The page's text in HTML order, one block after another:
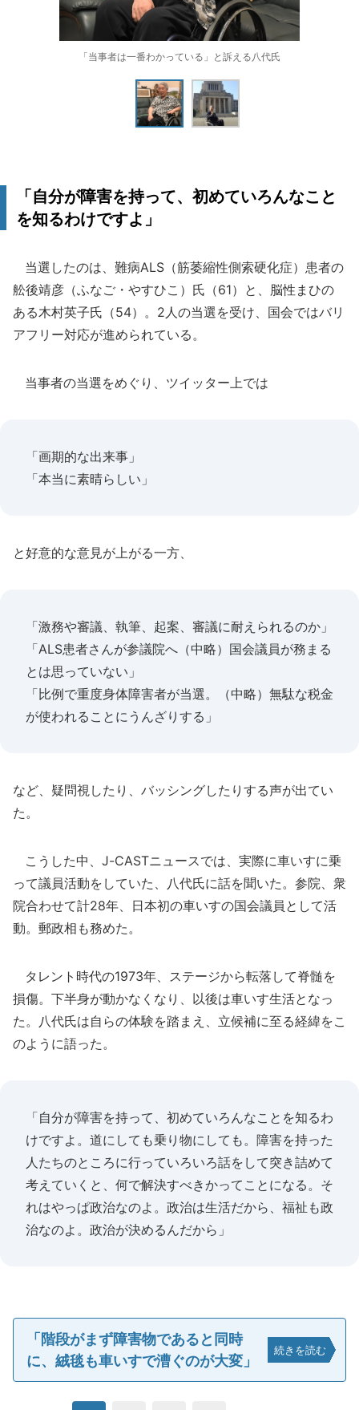
「当事者は一番わかっている」と訴える八代氏
「自分が障害を持って、初めていろんなこと
を知るわけですよ」
当選したのは、難病ALS（筋萎縮性側索硬化症）患者の
舩後靖彦（ふなご・やすひこ）氏（61）と、脳性まひの
ある木村英子氏（54）。2人の当選を受け、国会ではバリ
アフリー対応が進められている。
当事者の当選をめぐり、ツイッター上では
「画期的な出来事」
「本当に素晴らしい」
と好意的な意見が上がる一方、
「激務や審議、執筆、起案、審議に耐えられるのか」
「ALS患者さんが参議院へ（中略）国会議員が務まる
とは思っていない」
「比例で重度身体障害者が当選。（中略）無駄な税金
が使われることにうんざりする」
など、疑問視したり、バッシングしたりする声が出てい
た。
こうした中、J-CASTニュースでは、実際に車いすに乗
って議員活動をしていた、八代氏に話を聞いた。参院、衆
院合わせて計28年、日本初の車いすの国会議員として活
動。郵政相も務めた。
タレント時代の1973年、ステージから転落して脊髄を
損傷。下半身が動かなくなり、以後は車いす生活となっ
た。八代氏は自らの体験を踏まえ、立候補に至る経緯をこ
のように語った。
「自分が障害を持って、初めていろんなことを知るわ
けですよ。道にしても乗り物にしても。障害を持った
人たちのところに行っていろいろ話をして突き詰めて
考えていくと、何で解決すべきかってことになる。そ
れはやっぱ政治なのよ。政治は生活だから、福祉も政
治なのよ。政治が決めるんだから」
「階段がまず障害物であると同時
に、絨毯も車いすで漕ぐのが大変」
続きを読む